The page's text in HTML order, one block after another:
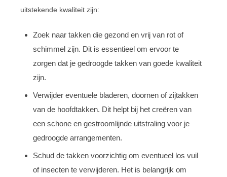
uitstekende kwaliteit zijn:
Zoek naar takken die gezond en vrij van rot of
schimmel zijn. Dit is essentieel om ervoor te
zorgen dat je gedroogde takken van goede kwaliteit
zijn.
Verwijder eventuele bladeren, doornen of zijtakken
van de hoofdtakken. Dit helpt bij het creëren van
een schone en gestroomlijnde uitstraling voor je
gedroogde arrangementen.
Schud de takken voorzichtig om eventueel los vuil
of insecten te verwijderen. Het is belangrijk om